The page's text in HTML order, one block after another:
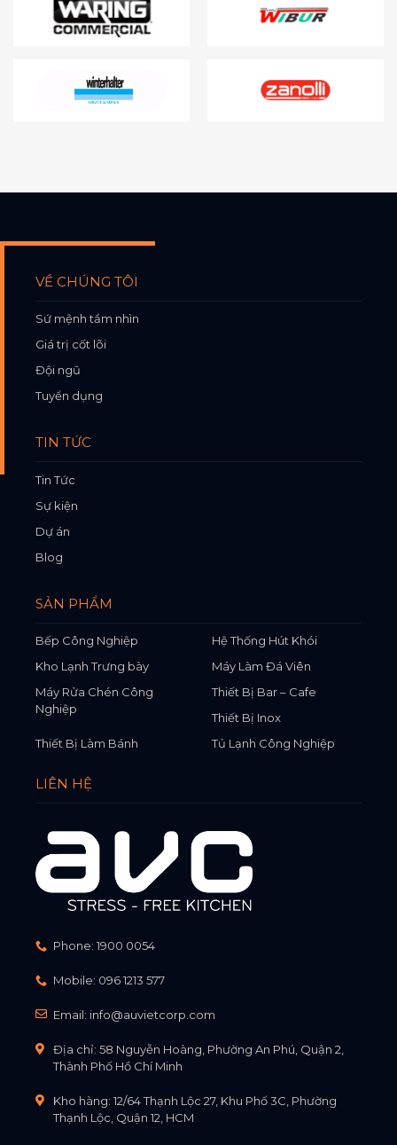
VỀ CHÚNG TÔI
Sứ mệnh tầm nhìn
Giá trị cốt lõi
Đội ngũ
Tuyển dụng
TIN TỨC
Tin Tức
Sự kiện
Dự án
Blog
SẢN PHẨM
Bếp Công Nghiệp
Hệ Thống Hút Khói
Kho Lạnh Trưng bày
Máy Làm Đá Viên
Máy Rửa Chén Công
Nghiệp
Thiết Bị Bar – Cafe
Thiết Bị Inox
Thiết Bị Làm Bánh
Tủ Lạnh Công Nghiệp
LIÊN HỆ
Phone: 1900 0054
Mobile: 096 1213 577
Email: info@auvietcorp.com
Địa chỉ: 58 Nguyễn Hoàng, Phường An Phú, Quận 2,
Thành Phố Hồ Chí Minh
Kho hàng: 12/64 Thạnh Lộc 27, Khu Phố 3C, Phường
Thạnh Lộc, Quận 12, HCM